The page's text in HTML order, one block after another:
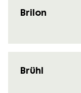
Brilon
Brühl